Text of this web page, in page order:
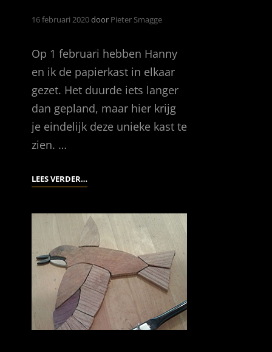
16 februari 2020door Pieter Smagge
Op 1 februari hebben Hanny
en ik de papierkast in elkaar
gezet. Het duurde iets langer
dan gepland, maar hier krijg
je eindelijk deze unieke kast te
zien. …
LEES VERDER…PAPIERKAST